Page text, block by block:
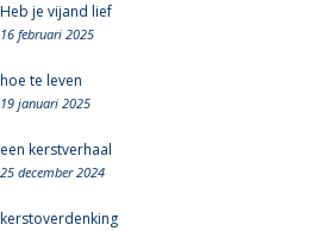
Heb je vijand lief
16 februari 2025
hoe te leven
19 januari 2025
een kerstverhaal
25 december 2024
kerstoverdenking